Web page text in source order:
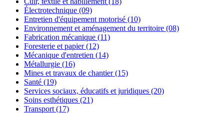
Électrotechnique (09)
Entretien d'équipement motorisé (10)
Environnement et aménagement du territoire (08)
Fabrication mécanique (11)
Foresterie et papier (12)
Mécanique d'entretien (14)
Métallurgie (16)
Mines et travaux de chantier (15)
Santé (19)
Services sociaux, éducatifs et juridiques (20)
Soins esthétiques (21)
Transport (17)